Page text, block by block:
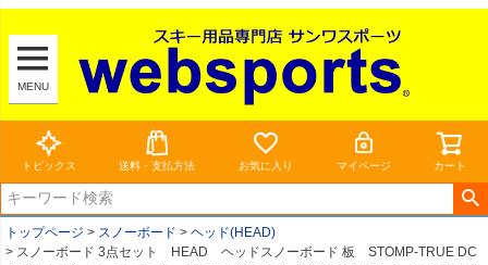
MENU
トピックス 送料・支払方法 お気に入り マイページ カート
トップページ スノーボード
ヘッド(HEAD)
スノーボード 3点セット HEAD ヘッドスノーボード 板 STOMP-TRUE DC